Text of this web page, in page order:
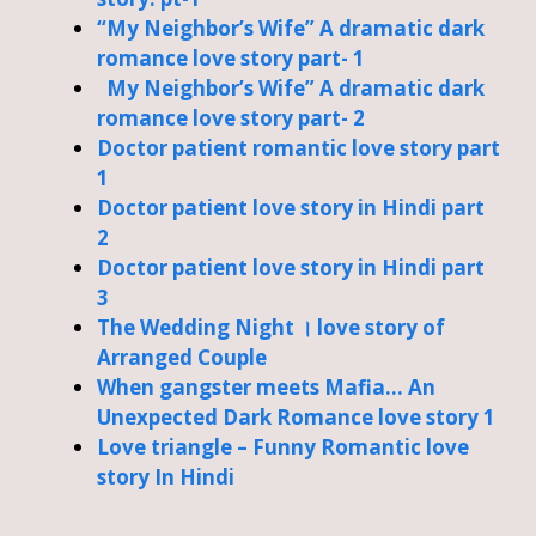
“My Neighbor’s Wife” A dramatic dark
romance love story part- 1
My Neighbor’s Wife” A dramatic dark
romance love story part- 2
Doctor patient romantic love story part
1
Doctor patient love story in Hindi part
2
Doctor patient love story in Hindi part
3
The Wedding Night । love story of
Arranged Couple
When gangster meets Mafia… An
Unexpected Dark Romance love story 1
Love triangle – Funny Romantic love
story In Hindi